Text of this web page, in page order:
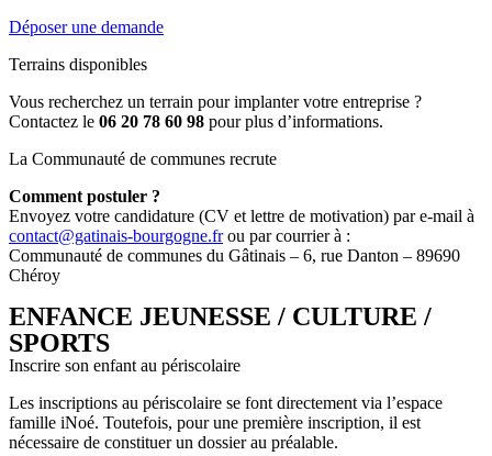
Déposer une demande
Terrains disponibles
Vous recherchez un terrain pour implanter votre entreprise ?
Contactez le 06 20 78 60 98 pour plus d’informations.
La Communauté de communes recrute
Comment postuler ?
Envoyez votre candidature (CV et lettre de motivation) par e-mail à
contact@gatinais-bourgogne.frou par courrier à :
Communauté de communes du Gâtinais – 6, rue Danton – 89690
Chéroy
ENFANCE JEUNESSE / CULTURE /
SPORTS
Inscrire son enfant au périscolaire
Les inscriptions au périscolaire se font directement via l’espace
famille iNoé. Toutefois, pour une première inscription, il est
nécessaire de constituer un dossier au préalable.